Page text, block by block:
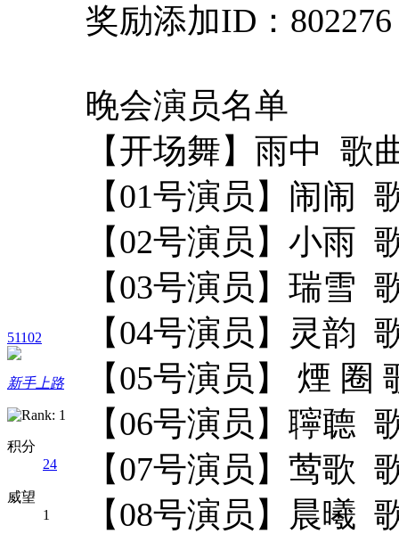
51102
新手上路
积分
24
威望
1
奖励添加ID：802276
晚会演员名单
【开场舞】雨中 歌
【01号演员】闹闹
【02号演员】小雨
【03号演员】瑞雪
【04号演员】灵韵
【05号演员】 煙 圈
【06号演员】聹聼
【07号演员】莺歌
【08号演员】晨曦